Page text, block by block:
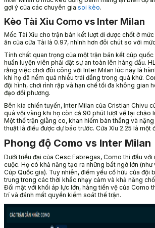
gợi ý của các chuyên gia soi kèo.
Kèo Tài Xỉu Como vs Inter Milan
Mốc Tài Xỉu cho trận bán kết lượt đi được chốt ở
ăn của cửa Tài là 0.97, nhỉnh hơn đôi chút so với
Tính chất quan trọng của một trận bán kết cúp
huấn luyện viên phải đặt sự an toàn lên hàng đầu.
rằng việc chơi đôi công với Inter Milan lúc này là
khi họ đã nếm quá nhiều trái đắng trong quá khứ.
đội hình, chơi rình rập và hạn chế tối đa không gian
đạo đối phương.
Bên kia chiến tuyến, Inter Milan của Cristian Chivu
quá vội vàng khi họ còn cả 90 phút lượt về tại chảo
Một thế trận giằng co, khan hiếm bàn thắng và
thuật là điều được dự báo trước. Cửa Xỉu 2.25 là một
Phong độ Como vs Inter Milan
Dưới triều đại của Cesc Fabregas, Como thi đấu
cuộc. Họ có khả năng tạo ra những bất ngờ lớn
Cúp Quốc gia). Tuy nhiên, điểm yếu cố hữu của đội
trung trong các thời khắc nhạy cảm và khả năng
Đối mặt với khối áp lực lớn, hàng tiền vệ của Como
trí và đánh mất quyền kiểm soát thế trận.